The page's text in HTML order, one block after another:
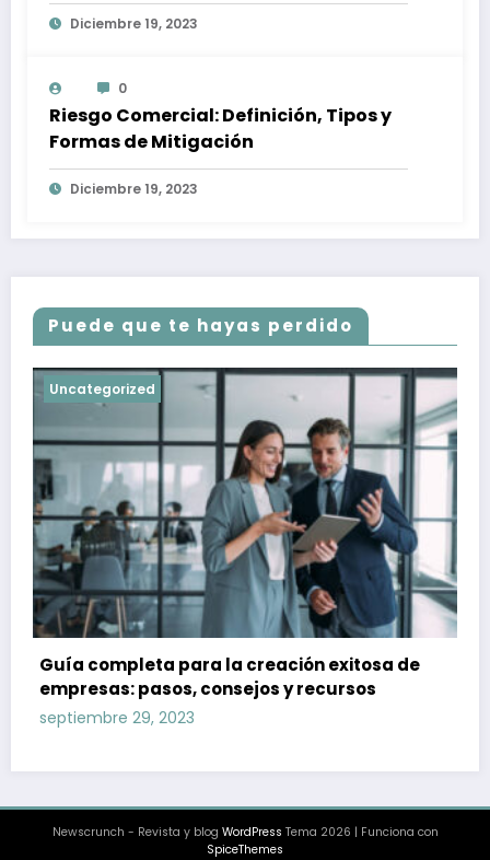
Diciembre 19, 2023
0
Riesgo Comercial: Definición, Tipos y
Formas de Mitigación
Diciembre 19, 2023
Puede que te hayas perdido
Uncategorized
Guía completa para la creación exitosa de
empresas: pasos, consejos y recursos
septiembre 29, 2023
Newscrunch - Revista y blog WordPress Tema 2026 | Funciona con
SpiceThemes